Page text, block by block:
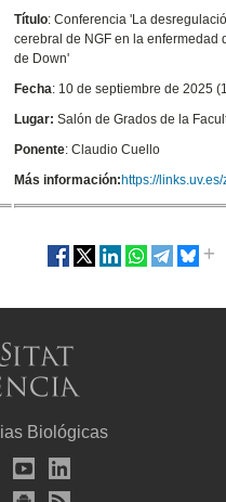
Título:Conferencia 'La
cerebral de NGF en la enfermedad
de Down'
Fecha: 10 de septiembre de 2025
Lugar:Salón de Grados de la
Ponente: Claudio Cuello
Más información:https://
Biológicas